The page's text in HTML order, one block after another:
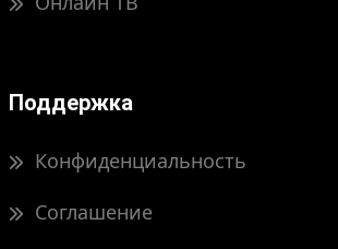
Поддержка
Конфиденциальность
Соглашение